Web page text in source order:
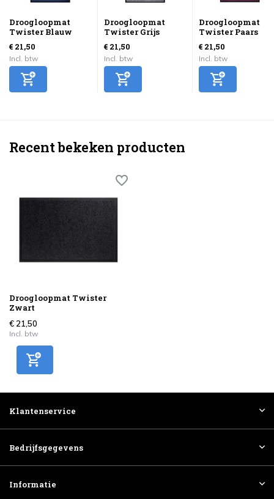
Droogloopmat
Twister Blauw
€ 21,50
Incl. btw
Droogloopmat
Twister Grijs
€ 21,50
Incl. btw
Droogloopmat
Twister Paars
€ 21,50
Incl. btw
Recent bekeken producten
Droogloopmat Twister
Zwart
€ 21,50
Incl. btw
Klantenservice
Bedrijfsgegevens
Informatie